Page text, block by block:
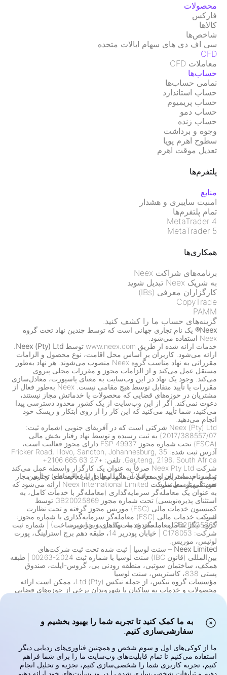
محصولات
فارکس
کالاها
شاخص‌ها
سی اف دی های سهام ایالات متحده
CFD
معاملات CFD
حساب‌ها
تمامی حساب‌ها
حساب استاندارد
حساب پریمیوم
حساب دمو
حساب زنده
وجوه و برداشت
سطوح اهرم پویا
تعدیل موقت اهرم
پلتفرم‌ها
منابع
امنیت سایبری و هشدار
تمام پلتفرم‌ها
MetaTrader 4
MetaTrader 5
همکاری‌ها
برنامه‌های شراکت Neex
به شریک Neex تبدیل شوید
کارگزاران معرفی (IBs)
CopyTrade
PAMM
گزینه‌های حساب ما را کشف کنید.
Neex®
یک نام تجاری جهانی است که توسط چندین نهاد تحت گروه
Neex استفاده می‌شود.
خدمات ارائه شده از طریق www.neex.com توسط
Neex (Pty) Ltd.
ارائه می‌شود. کاربران بر اساس محل اقامت، نوع محصول و الزامات
مقرراتی به نهاد مناسب گروه Neex منصوب می‌شوند. هر نهاد به‌طور
مستقل عمل می‌کند و از الزامات مجوز و مقررات محلی پیروی
می‌کند. وجود یک نهاد در این وب‌سایت به معنای پاسپورت، معادل‌سازی
مقررات یا تأیید متقابل توسط هیچ مقامی نیست. Neex به‌طور فعال از
مشتریان در حوزه‌های قضایی که محصولات یا خدماتش مجاز نیستند،
دعوت نمی‌کند. اگر از این وب‌سایت از یک کشور محدود دسترسی پیدا
می‌کنید، شما تأیید می‌کنید که این کار را از روی ابتکار و ریسک خود
انجام می‌دهید.
Neex (Pty) Ltd شرکتی است که در آفریقای جنوبی (شماره ثبت:
2017/388557/07) به ثبت رسیده و توسط نهاد رفتار بخش مالی
(FSCA) تحت شماره مجوز FSP 49937 دارای مجوز فعالیت است،
آدرس ثبت شده: 35 Fricker Road, Illovo, Sandton, Johannesburg,
Gauteng, 2196, South Africa. تلفن: +27 63 665 2106+
شرکت Neex Pty Ltd صرفاً به عنوان یک کارگزار واسطه عمل می‌کند
و ثبت‌نام مشتریان و معرفی آن‌ها را مطابق با فعالیت‌های تجاری مجاز
خود تسهیل می‌نماید.
تمامی خدمات اجرای معاملات، نگهداری دارایی (حضانت) و تأمین
نقدینگی توسط شرکت Neex International Limited ارائه می‌شود که
به عنوان یک معامله‌گر سرمایه‌گذاری (معامله‌گر با خدمات کامل، به
استثنای پذیره‌نویسی) تحت شماره مجوز GB20025869 توسط
کمیسیون خدمات مالی (FSC) موریس مجوز گرفته و تحت نظارت
است.
گروه نیگز شامل، اما محدود به، نهادهای زیر است:
شرکت خدمات مالی (FSC) معامله‌گر سرمایه‌گذاری با شماره مجوز:
GB20025869 معامله‌گر خدمات کامل به جز زیرساخت) | شماره ثبت
شرکت: C178053 | خیابان پودریر 14، طبقه دهم برج استرلینگ، پورت
لوئیس، موریس.
Neex Limited – سنت لوسیا
ثبت شده تحت ثبت شرکت‌های
بین‌المللی (قانون IBC) سنت لوسیا با شماره ثبت 2024-00263
طبقه
همکف، ساختمان سوتبی، منطقه رودنی بی، گروس-ایلت، صندوق
پستی 838، کاستریس، سنت لوسیا
مؤسسات گروه نیكس، از جمله نیكس (Pty) Ltd، ممکن است ارائه
محصولات و خدمات به ساکنان یا شهروندان برخی از حوزه‌های قضایی
یا مقررات ممنوع است. گروه به طور مداوم محدودیت‌های خود را بر
اساس تغییرات نظارتی بررسی و به‌روزرسانی می‌کند.
هشدار ریسک:
(فارکس) محصولات اهرمی هستند و ریسک بالایی از دست دادن سریع
سرمایه را تحمل می‌کنند. معامله این ابزارها ممکن است برای همه
سرمایه‌گذاران مناسب نباشد. پتانسیل سود یا زیان شما به طور مستقیم
به نوسانات قیمت بازار مرتبط است. قبل از معامله، اهداف
به ما کمک کنید تا تجربه شما را بهبود بخشیم و
سفارشی‌سازی کنیم.
ما از کوکی‌های اول و سوم شخص و همچنین فناوری‌های ردیابی دیگر
استفاده می‌کنیم تا تمام قابلیت‌های وب‌سایت ما را برای شما فراهم
کنیم، تجربه کاربری شما را شخصی‌سازی کنیم، تجزیه و تحلیل انجام
دهیم و تبلیغات شخصی‌سازی شده را در وب‌سایت‌های خود ارائه دهیم.